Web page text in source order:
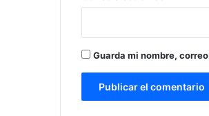
Guarda mi nombre,